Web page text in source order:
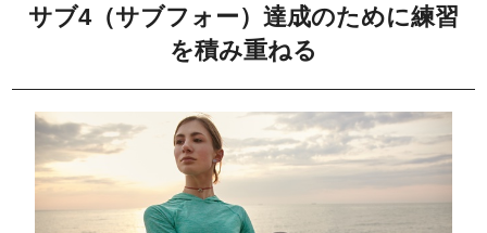
サブ4（サブフォー）達成のために練習
を積み重ねる